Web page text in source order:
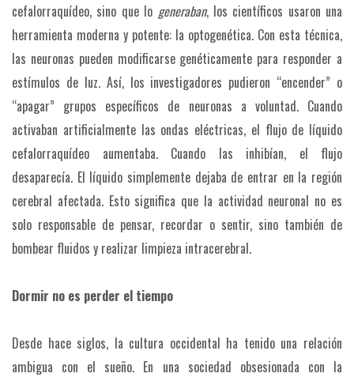
cefalorraquídeo, sino que lo generaban, los científicos usaron una
herramienta moderna y potente: la optogenética. Con esta técnica,
las neuronas pueden modificarse genéticamente para responder a
estímulos de luz. Así, los investigadores pudieron “encender” o
“apagar” grupos específicos de neuronas a voluntad. Cuando
activaban artificialmente las ondas eléctricas, el flujo de líquido
cefalorraquídeo aumentaba. Cuando las inhibían, el flujo
desaparecía. El líquido simplemente dejaba de entrar en la región
cerebral afectada. Esto significa que la actividad neuronal no es
solo responsable de pensar, recordar o sentir, sino también de
bombear fluidos y realizar limpieza intracerebral.
Dormir no es perder el tiempo
Desde hace siglos, la cultura occidental ha tenido una relación
ambigua con el sueño. En una sociedad obsesionada con la